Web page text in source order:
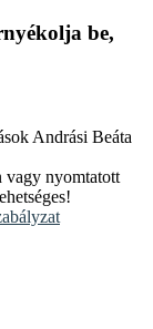
be,
Andrási Beáta
vagy nyomtatott